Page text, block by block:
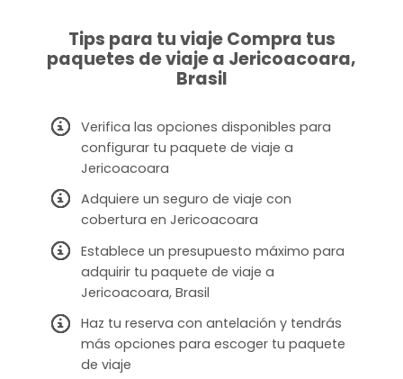
Tips para tu viaje Compra tus
paquetes de viaje a Jericoacoara,
Brasil
Verifica las opciones disponibles para
configurar tu paquete de viaje a
Jericoacoara
Adquiere un seguro de viaje con
cobertura en Jericoacoara
Establece un presupuesto máximo para
adquirir tu paquete de viaje a
Jericoacoara, Brasil
Haz tu reserva con antelación y tendrás
más opciones para escoger tu paquete
de viaje